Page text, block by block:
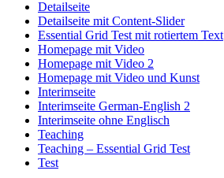
Detailseite
Detailseite mit Content-Slider
Essential Grid Test mit rotiertem Text
Homepage mit Video
Homepage mit Video 2
Homepage mit Video und Kunst
Interimseite
Interimseite German-English 2
Interimseite ohne Englisch
Teaching
Teaching – Essential Grid Test
Test